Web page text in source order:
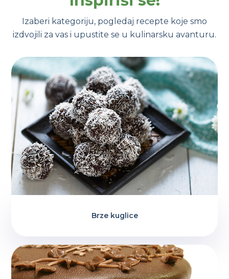
Izaberi kategoriju, pogledaj recepte koje smo
izdvojili za vas i upustite se u kulinarsku avanturu.
Brze kuglice